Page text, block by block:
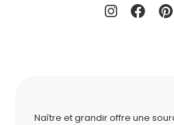
Naître et grandir offre une